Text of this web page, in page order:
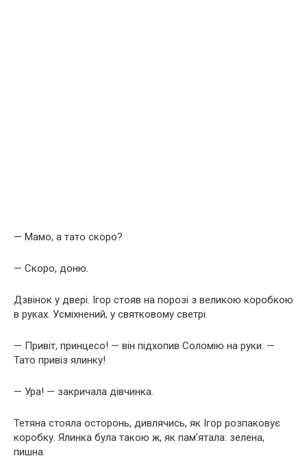
— Мамо, а тато скоро?
— Скоро, доню.
Дзвінок у двері. Ігор стояв на порозі з великою коробкою
в руках. Усміхнений, у святковому светрі.
— Привіт, принцесо! — він підхопив Соломію на руки. —
Тато привіз ялинку!
— Ура! — закричала дівчинка.
Тетяна стояла осторонь, дивлячись, як Ігор розпаковує
коробку. Ялинка була такою ж, як пам’ятала: зелена,
пишна.